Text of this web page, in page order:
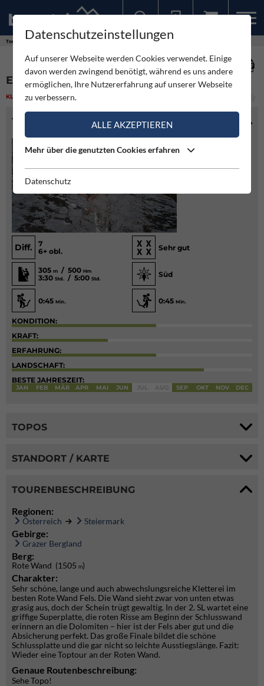
Touren
ELK MEADOWS - ROTE WAND
KLETTERN MITTEL
TOURENINFO
Diff.
7
6+ obl.
Sehr gut
305 m / 500 Hm
3:30 Std. / 5:00 Std.
Süd
0:45 Min. 0:45 Min.
KONDITION:
KRAFT:
ERFAHRUNG:
LANDSCHAFT:
BESTE JAHRESZEIT:
JAN FEB MÄR APR MAI JUN SEP OKT NOV DEC
TOPOS
STANDORT / KARTE
TOURENBESCHREIBUNG
Regionen:
Österreich Steiermark
Gebirge:
Grazer Bergland
Berg:
Rote Wand (1505 m)
Charakter:
Sehr schöne, lange und auch abwechslungsreiche Kletterei im
besten Rote Wand Fels. Die Wand sieht zwar von unten etwas
grasig aus, doch der Schein trügt gewaltig. In der 2. SL wartet eine
griffige Superplatte, die roten Risse am Beginn der Schlusswand
erinnern an die Dolomiten – hier ist der Fels aber gut und die
Absicherung perfekt. Das große Finale bildet die schöne
Schlussplatte und die gar nicht so leichte Ausstiegslänge. Fazit:
Wieder eine Toptour an der Roten Wand.
Genaue Routenbeschreibung:
Sehe Topo!
Datenschutzeinstellungen
Auf unserer Webseite werden Cookies verwendet. Einige
davon werden zwingend benötigt, während es uns andere
ermöglichen, Ihre Nutzererfahrung auf unserer Webseite
zu verbessern.
ALLE AKZEPTIEREN
Mehr über die genutzten Cookies erfahren
Datenschutz